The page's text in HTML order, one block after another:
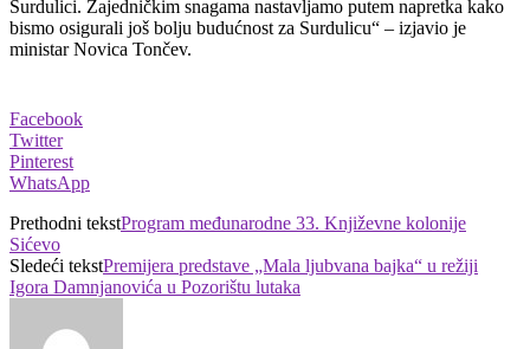
Surdulici. Zajedničkim snagama nastavljamo putem napretka kako
bismo osigurali još bolju budućnost za Surdulicu“ – izjavio je
ministar Novica Tončev.
Facebook
Twitter
Pinterest
WhatsApp
Prethodni tekstProgram međunarodne 33. Književne kolonije
Sićevo
Sledeći tekstPremijera predstave „Mala ljubvana bajka“ u režiji
Igora Damnjanovića u Pozorištu lutaka